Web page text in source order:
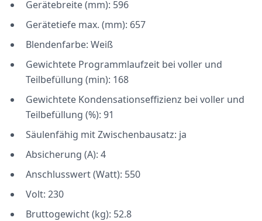
Gerätebreite (mm): 596
Gerätetiefe max. (mm): 657
Blendenfarbe: Weiß
Gewichtete Programmlaufzeit bei voller und
Teilbefüllung (min): 168
Gewichtete Kondensationseffizienz bei voller und
Teilbefüllung (%): 91
Säulenfähig mit Zwischenbausatz: ja
Absicherung (A): 4
Anschlusswert (Watt): 550
Volt: 230
Bruttogewicht (kg): 52.8